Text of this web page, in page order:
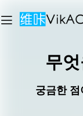
무
궁금한